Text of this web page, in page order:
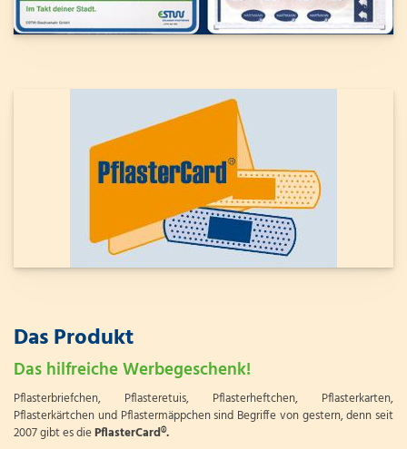
Das Produkt
Das hilfreiche Werbegeschenk!
Pflasterbriefchen, Pflasteretuis, Pflasterheftchen, Pflasterkarten,
Pflasterkärtchen und Pflastermäppchen sind Begriffe von gestern, denn seit
2007 gibt es diePflasterCard®.